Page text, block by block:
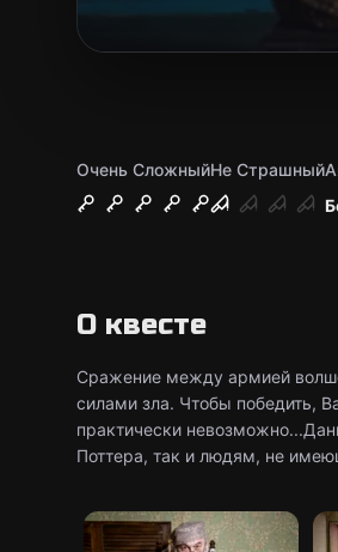
Очень СложныйНе Страшный
О квесте
Сражение между армией
силами зла. Чтобы победить,
практически
Поттера, так и людям, не